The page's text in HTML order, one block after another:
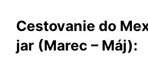
Cestovanie do
jar (Marec – Máj):